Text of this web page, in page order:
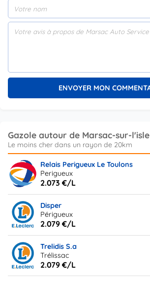
Gazole autour de Marsac-sur-l'isle
Relais Perigueux Le Toulons
Perigueux
2.073 €/L
Disper
Périgueux
2.079 €/L
Trelidis S.a
Trélissac
2.079 €/L